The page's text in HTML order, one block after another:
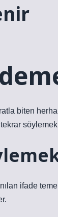
biten
ifade